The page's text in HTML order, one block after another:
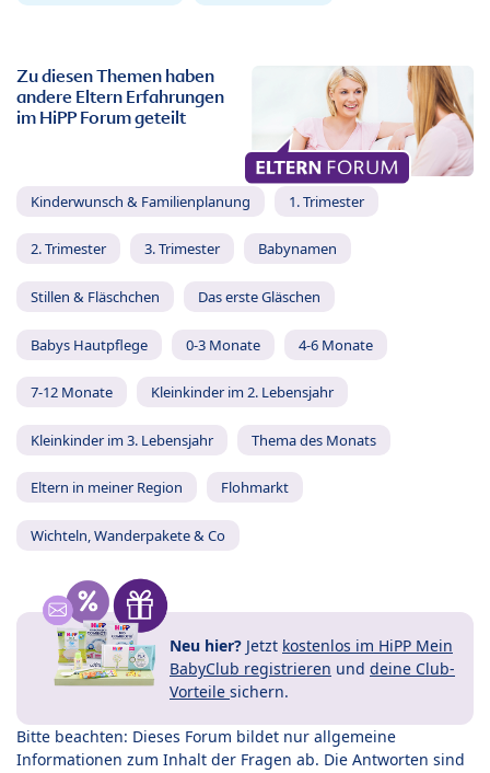
Zu diesen Themen haben
andere Eltern Erfahrungen
im HiPP Forum geteilt
Kinderwunsch & Familienplanung 1. Trimester
2. Trimester 3. Trimester Babynamen
Stillen & Fläschchen Das erste Gläschen
Babys Hautpflege 0-3 Monate 4-6 Monate
7-12 Monate Kleinkinder im 2. Lebensjahr
Kleinkinder im 3. Lebensjahr Thema des Monats
Eltern in meiner Region Flohmarkt
Wichteln, Wanderpakete & Co
Neu hier? Jetzt kostenlos im HiPP Mein
BabyClub registrieren und deine Club-
Vorteile sichern.
Bitte beachten: Dieses Forum bildet nur allgemeine
Informationen zum Inhalt der Fragen ab. Die Antworten sind